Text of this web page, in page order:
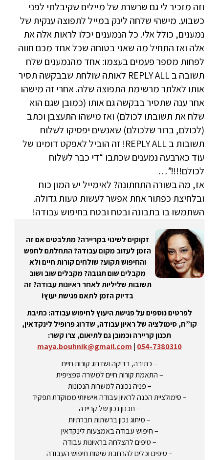
וזה מזכיר לי גם שרשרת של מיילים שקיבלתי לפני
כשבוע. מישהי שלחה לינק במייל לתפוצה ענקית של
נמענים, כולל אלי. כל הנמענים יכלו לראות אלה את
אלה ואז התחיל מה שאני בטוחה שכל אחד מכם חווה
לפחות מספר פעמים בעצמו: אחד מהנמענים שלח
תשובה ב REPLY ALL לאותה שולחת שבבקשה תסיר
אותו לאלתר מרשימת התפוצה שלה. אחרי זה מישהו
אחר ענה שתסיר בבקשה גם אותו (כמובן שגם הוא
שלח את תשובתו לכולם) ואז מישהו התעצבן וכתב
(לכולם, ברור שלכולם) שאנשים יפסיקו לשלוח
תשובות ב REPLY ALL! זה הוביל לאפקט דומינו של
עוד כארבעה נמענים שכתבו “די כבר לשלוח
לכולם!!!!”…
אז, מה בשורה התחתונה? לאימייל יש המון כוח
ובלחיצת כפתור אחת אפשר לעשות טעות גדולה.
השתמשו בו בתבונה ובטח ובטח בחיפוש עבודה!
זקוקים לשינוי בקריירה? מתלבטים אם זה
הזמן לעזוב מקום עבודה? התחלתם לחפש
והחיפוש תקוע? שולחים קורות חיים ולא
מקבלים שום תגובה? מקבלים שוב ושוב
תשובות שליליות לאחר ראיונות עבודה? זה
בדיוק הזמן לתאם פגישת יעוץ!
לפרטים נוספים על פגישת היעוץ לחיפוש עבודה: כתיבת
קו”ח, סימולציה של ראיון עבודה, שדרוג פרופיל לינקדאין,
תכנון קריירה וכמובן גם לתיאום, צרו קשר:
054-7380310
|
maya.bouhnik@gmail.com
– כתיבה, בדיקה ושדרוג קורות חיים
– התאמת קורות חיים למשרה ספציפית
– פניה נכונה למשרות הנכונות
– סימולציית הכנה לראיון עבודה אישיותי ממוקדת תפקיד
– תכנון נכון של קריירה
– מיתוג נכון ברשתות חברתיות
– חיפוש עבודה באמצעות לינקדאין
– טיפים להצלחה בראיונות עבודה
– טיפים וכלים להרחבת שיטות חיפוש העבודה